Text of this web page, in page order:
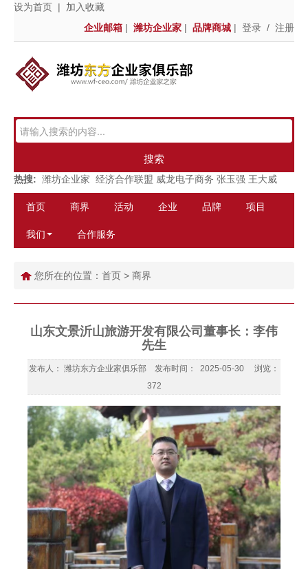
设为首页 | 加入收藏
企业邮箱 | 潍坊企业家 | 品牌商城 | 登录 / 注册
搜索
热搜: 潍坊企业家 经济合作联盟 威龙电子商务 张玉强 王大威
首页 商界 活动 企业 品牌 项目
我们 合作服务
您所在的位置： 首页 > 商界
山东文景沂山旅游开发有限公司董事长：李伟
先生
发布人： 潍坊东方企业家俱乐部 发布时间： 2025-05-30 浏览：
372